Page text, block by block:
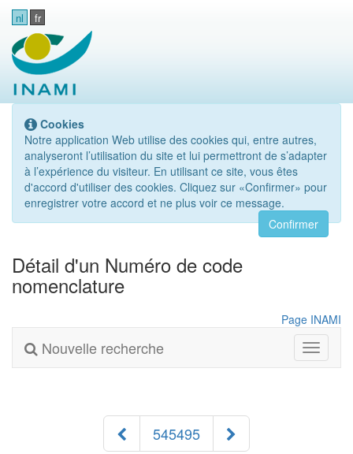
nl fr
Cookies
Notre application Web utilise des cookies qui, entre autres,
analyseront l’utilisation du site et lui permettront de s’adapter
à l’expérience du visiteur. En utilisant ce site, vous êtes
d'accord d'utiliser des cookies. Cliquez sur «Confirmer» pour
enregistrer votre accord et ne plus voir ce message.
Confirmer
Détail d'un Numéro de code
nomenclature
Page INAMI
Toggle
Nouvelle recherche
545495